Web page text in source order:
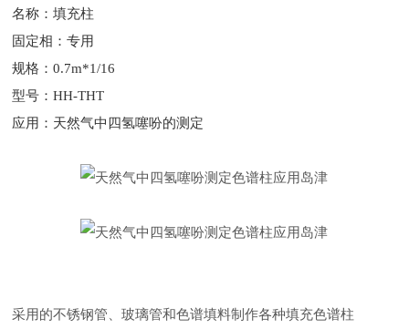
名称：填充柱
固定相：专用
规格：0.7m*1/16
型号：HH-THT
应用：天然气中四氢噻吩的测定
采用的不锈钢管、玻璃管和色谱填料制作各种填充色谱柱